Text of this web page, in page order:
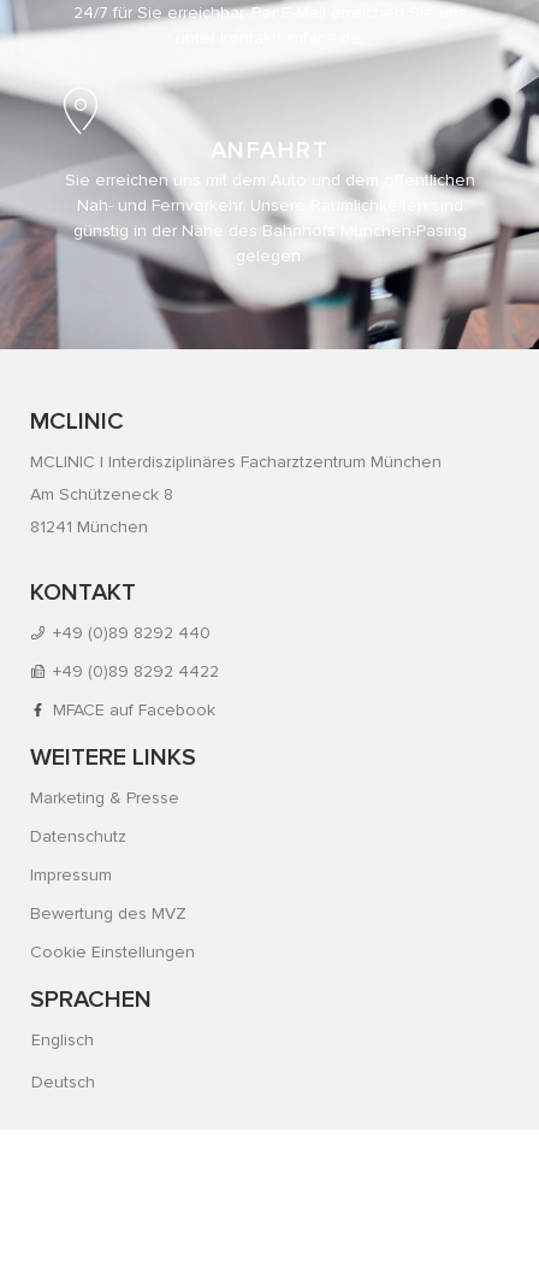
24/7 für Sie erreichbar. Per E-Mail erreichen Sie uns
ANFAHRT
Sie erreichen uns mit dem Auto und dem öffentlichen
Nah- und Fernverkehr. Unsere Räumlichkeiten sind
günstig in der Nähe des Bahnhofs München-Pasing
gelegen.
MCLINIC
MCLINIC | Interdisziplinäres Facharztzentrum München
Am Schützeneck 8
81241 München
KONTAKT
+49 (0)89 8292 440
+49 (0)89 8292 4422
MFACE auf Facebook
WEITERE LINKS
Marketing & Presse
Datenschutz
Impressum
Bewertung des MVZ
Cookie Einstellungen
SPRACHEN
Englisch
Deutsch